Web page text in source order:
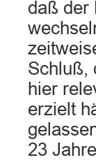
daß der
Schluß,
hier
erzielt
23